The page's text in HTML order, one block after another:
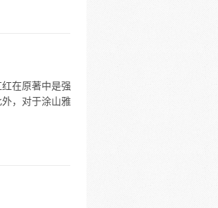
在原著中是强
，对于涂山雅